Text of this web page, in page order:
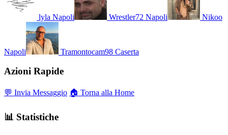
lyla Napoli Wrestler72 Napoli Nikoo
Napoli Tramontocam98 Caserta
Azioni Rapide
💬 Invia Messaggio 🏠 Torna alla Home
📊 Statistiche